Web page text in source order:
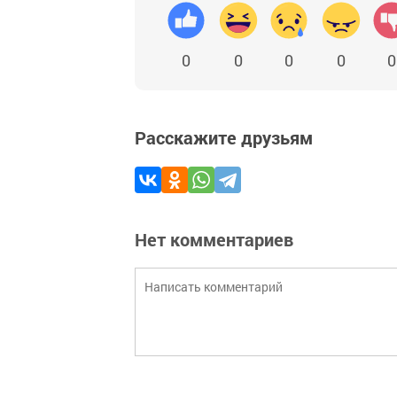
0 0 0 0 0
Расскажите друзьям
Нет комментариев